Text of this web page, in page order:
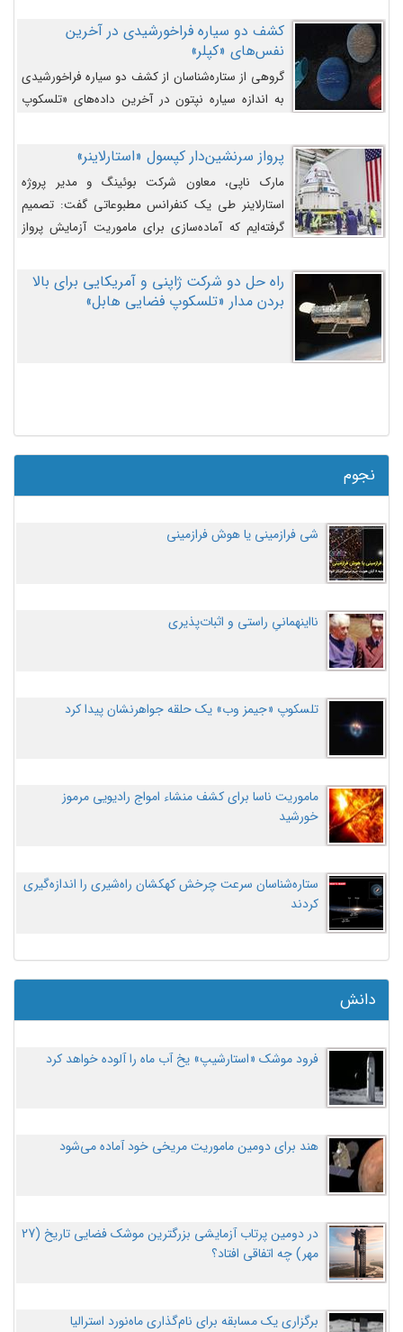
کشف دو سیاره فراخورشیدی در آخرین
نفس‌های «کپلر»
گروهی از ستاره‌شناسان از کشف دو سیاره فراخورشیدی
به اندازه سیاره نپتون در آخرین داده‌های «تلسکوپ
پرواز سرنشین‌دار کپسول «استارلاینر»
مارک ناپی، معاون شرکت بوئینگ و مدیر پروژه
استارلاینر طی یک کنفرانس مطبوعاتی گفت: تصمیم
گرفته‌ایم که آماده‌سازی برای ماموریت آزمایش پرواز
اصلاح کنیم.
راه حل دو شرکت ژاپنی و آمریکایی برای بالا
بردن مدار «تلسکوپ فضایی هابل»
نجوم
شی فرازمینی یا هوش فرازمینی
نااینهمانیِ راستی و اثبات‌پذیری
تلسکوپ «جیمز وب» یک حلقه جواهرنشان پیدا کرد
ماموریت ناسا برای کشف منشاء امواج رادیویی مرموز
خورشید
ستاره‌شناسان سرعت چرخش کهکشان راه‌شیری را اندازه‌گیری
کردند
دانش
فرود موشک «استارشیپ» یخ آب ماه را آلوده خواهد کرد
هند برای دومین ماموریت مریخی خود آماده می‌شود
در دومین پرتاب آزمایشی بزرگترین موشک فضایی تاریخ (27
مهر‌) چه اتفاقی افتاد؟
برگزاری یک مسابقه برای نام‌گذاری ماه‌نورد استرالیا